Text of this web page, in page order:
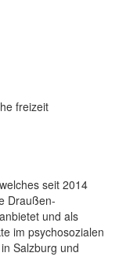
freizeit
seit 2014
Draußen-
und als
im psychosozialen
Salzburg und